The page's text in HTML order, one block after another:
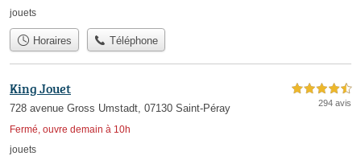
jouets
Horaires Téléphone
King Jouet
728 avenue Gross Umstadt, 07130 Saint-Péray
Fermé, ouvre demain à 10h
4,5 étoiles sur 5
294 avis
jouets